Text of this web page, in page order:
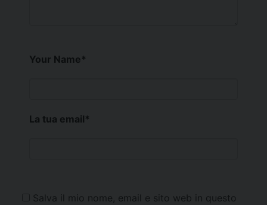
Your Name*
La tua email*
Salva il mio nome, email e sito web in questo